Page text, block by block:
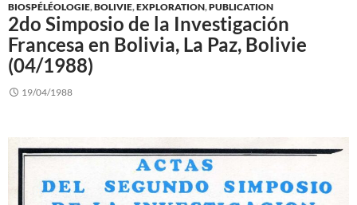
BIOSPÉLÉOLOGIE,BOLIVIE,EXPLORATION,PUBLICATION
2do Simposio de la Investigación
Francesa en Bolivia, La Paz, Bolivie
(04/1988)
19/04/1988